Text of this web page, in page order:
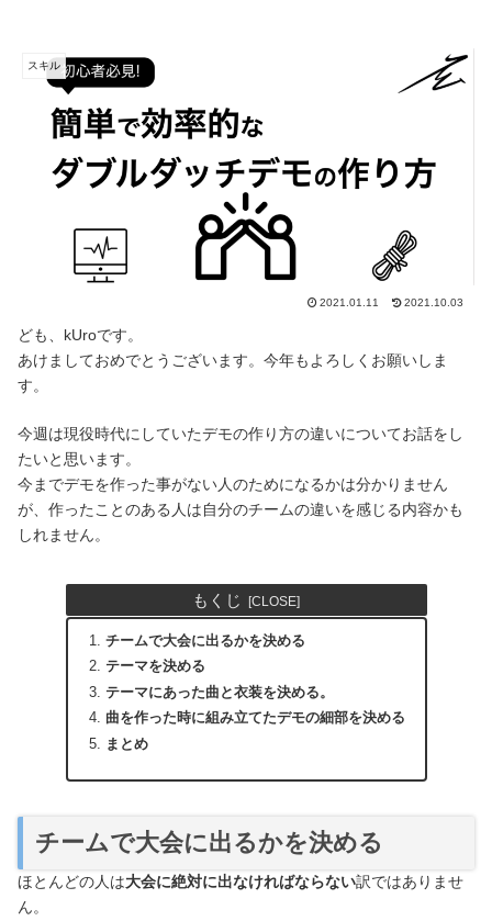
スキル
2021.01.11 2021.10.03
ども、kUroです。
あけましておめでとうございます。今年もよろしくお願いしま
す。
今週は現役時代にしていたデモの作り方の違いについてお話をし
たいと思います。
今までデモを作った事がない人のためになるかは分かりません
が、作ったことのある人は自分のチームの違いを感じる内容かも
しれません。
もくじ
チームで大会に出るかを決める
テーマを決める
テーマにあった曲と衣装を決める。
曲を作った時に組み立てたデモの細部を決める
まとめ
チームで大会に出るかを決める
ほとんどの人は大会に絶対に出なければならない訳ではありませ
ん。